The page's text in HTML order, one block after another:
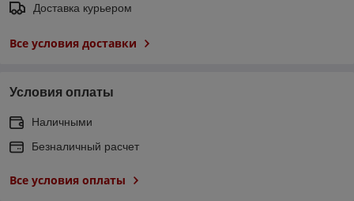
Доставка курьером
Все условия доставки
Условия оплаты
Наличными
Безналичный расчет
Все условия оплаты